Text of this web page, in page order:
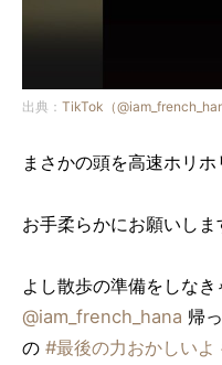
出典： TikTok（
まさかの頭を高速ホリホ
お手柔らかにお願いしま
よし散歩の準備をしなき
@iam_french_hana 帰
の #最後の力おかしいよ